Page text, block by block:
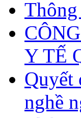
Y TẾ
Quyết
nghề